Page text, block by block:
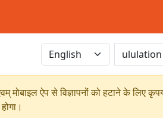
मोबाइल ऐप से विज्ञापनों को हटाने के लिए